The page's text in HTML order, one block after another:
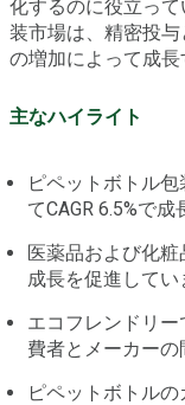
化するのに役立っ
装市場は、精密投
の増加によって成長
主なハイライト
ピペットボトル
てCAGR 6.5%で
医薬品および化
成長を促進してい
エコフレンドリ
費者とメーカーの
ピペットボトル